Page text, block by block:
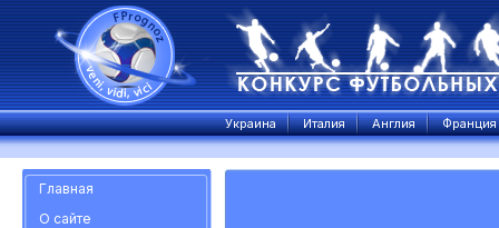
Украина Италия Англия Франция
Главная
О сайте